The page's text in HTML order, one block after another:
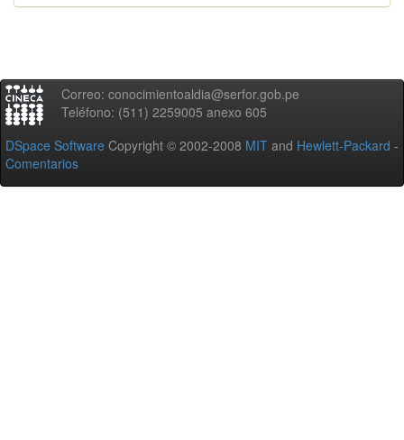
Correo: conocimientoaldia@serfor.gob.pe
Teléfono: (511) 2259005 anexo 605
DSpace Software Copyright © 2002-2008 MIT and Hewlett-Packard -
Comentarios